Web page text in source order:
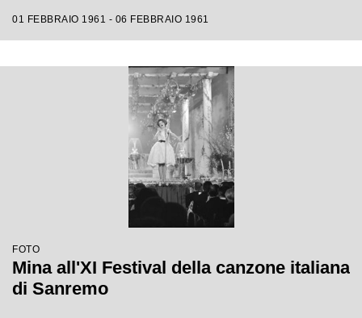
01 FEBBRAIO 1961 - 06 FEBBRAIO 1961
FOTO
Mina all'XI Festival della canzone italiana
di Sanremo